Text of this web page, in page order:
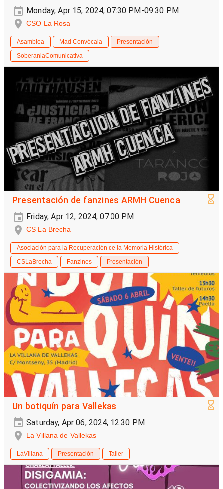
Monday, Apr 15, 2024, 07:30 PM-09:30 PM
CSO La Rosa
Asamblea Mad Convócala
Presentación
SoberaniaComunicativa
Presentación de fanzines ARMH Cuenca
Friday, Apr 12, 2024, 07:00 PM
CS La Brecha
Asociación para la Recuperación de la Memoria Histórica
CSLaBrecha
Fanzines Presentación
Un botiquín para Vallekas
Saturday, Apr 06, 2024, 12:30 PM
La Villana de Vallekas
LaVillana Presentación Taller